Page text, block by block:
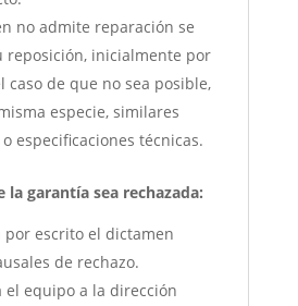
no admite reparación se
reposición, inicialmente por
caso de que no sea posible,
especie, similares
especificaciones técnicas.
la garantía sea rechazada:
por escrito el dictamen
de rechazo.
el equipo a la dirección